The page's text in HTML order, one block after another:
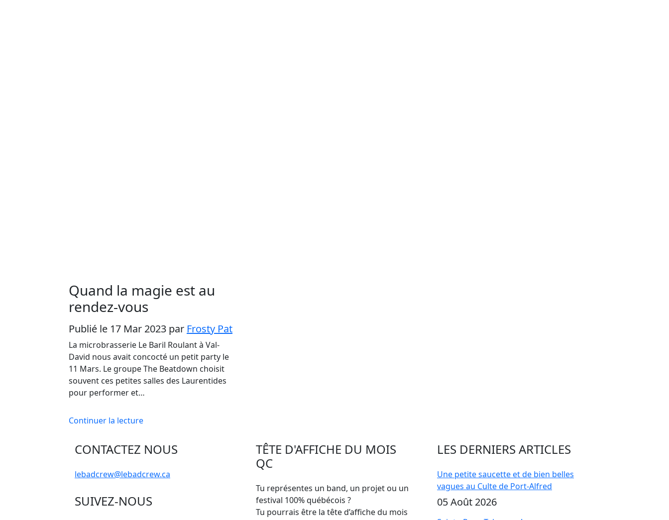
Quand la magie est au
rendez-vous
Publié le 17 Mar 2023 par Frosty Pat
La microbrasserie Le Baril Roulant à Val-
David nous avait concocté un petit party le
11 Mars. Le groupe The Beatdown choisit
souvent ces petites salles des Laurentides
pour performer et…
Continuer la lecture
CONTACTEZ NOUS
lebadcrew@lebadcrew.ca
SUIVEZ-NOUS
TÊTE D'AFFICHE DU MOIS
QC
Tu représentes un band, un projet ou un
festival 100% québécois ?
Tu pourrais être la tête d’affiche du mois
LES DERNIERS ARTICLES
Une petite saucette et de bien belles
vagues au Culte de Port-Alfred
05 Août 2026